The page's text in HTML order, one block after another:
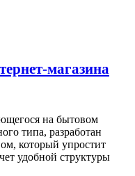
магазина
на бытовом
типа, разработан
который упростит
удобной структуры